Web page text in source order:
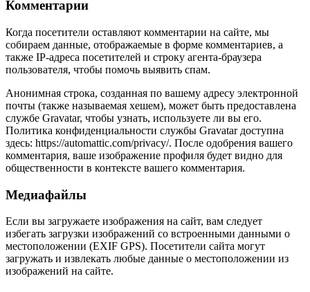
Комментарии
Когда посетители оставляют комментарии на сайте, мы
собираем данные, отображаемые в форме комментариев, а
также IP-адреса посетителей и строку агента-браузера
пользователя, чтобы помочь выявить спам.
Анонимная строка, созданная по вашему адресу электронной
почты (также называемая хешем), может быть предоставлена
службе Gravatar, чтобы узнать, используете ли вы его.
Политика конфиденциальности службы Gravatar доступна
здесь: https://automattic.com/privacy/. После одобрения вашего
комментария, ваше изображение профиля будет видно для
общественности в контексте вашего комментария.
Медиафайлы
Если вы загружаете изображения на сайт, вам следует
избегать загрузки изображений со встроенными данными о
местоположении (EXIF GPS). Посетители сайта могут
загружать и извлекать любые данные о местоположении из
изображений на сайте.